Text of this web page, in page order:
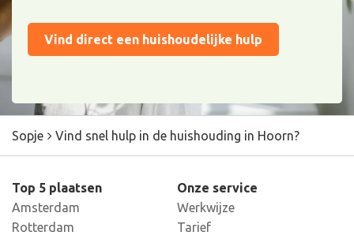
Vind direct een huishoudelijke hulp
Sopje Vind snel hulp in de huishouding in Hoorn?
Top 5 plaatsen
Amsterdam
Rotterdam
Onze service
Werkwijze
Tarief